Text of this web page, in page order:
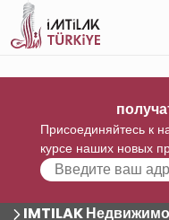
Присоединяйтесь к
курсе наших новых
IMTILAK